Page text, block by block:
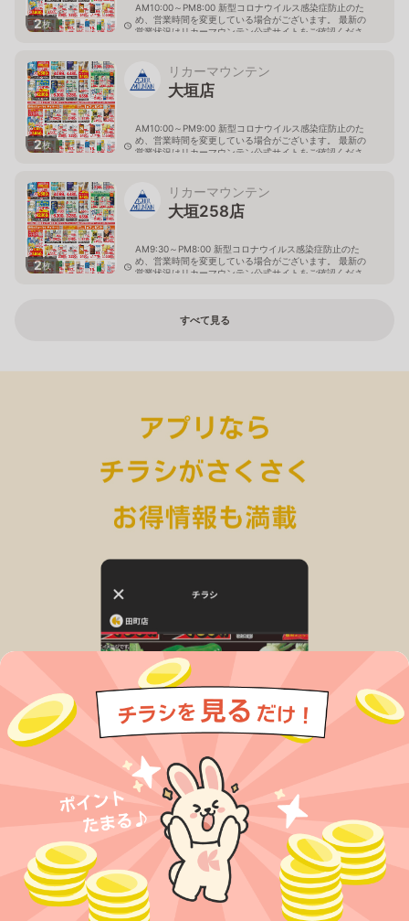
2枚
AM10:00～PM8:00 新型コロナウイルス感染症防止のた
め、営業時間を変更している場合がございます。 最新の
営業状況はリカーマウンテン公式サイトをご確認くださ
2枚
リカーマウンテン
大垣店
AM10:00～PM9:00 新型コロナウイルス感染症防止のた
め、営業時間を変更している場合がございます。 最新の
営業状況はリカーマウンテン公式サイトをご確認くださ
2枚
リカーマウンテン
大垣258店
AM9:30～PM8:00 新型コロナウイルス感染症防止のた
め、営業時間を変更している場合がございます。 最新の
営業状況はリカーマウンテン公式サイトをご確認くださ
すべて見る